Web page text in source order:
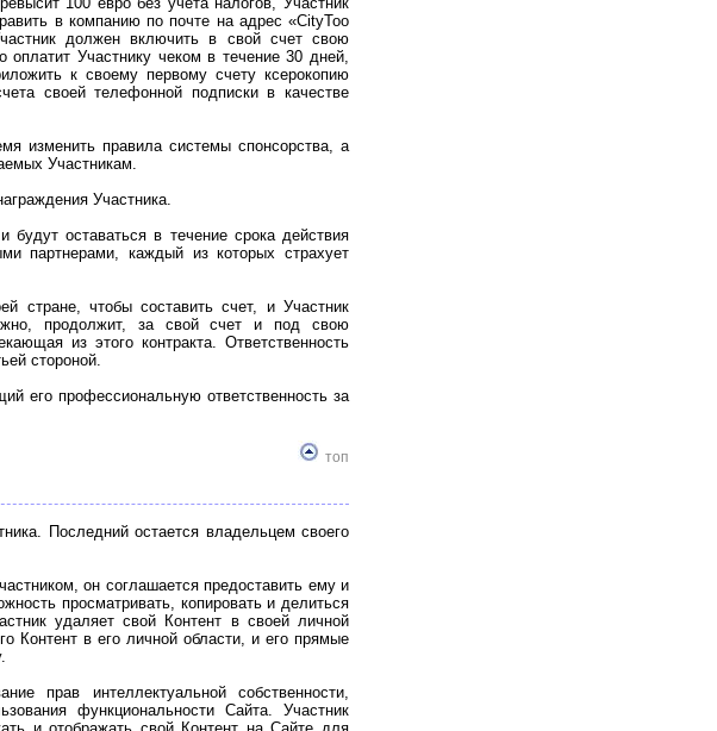
в компанию по почте на адрес «CityToo
должен включить в свой счет свою
Участнику чеком в течение 30 дней,
к своему первому счету ксерокопию
своей телефонной подписки в качестве
изменить правила системы спонсорства, а
Участникам.
Участника.
оставаться в течение срока действия
партнерами, каждый из которых страхует
стране, чтобы составить счет, и Участник
продолжит, за свой счет и под свою
из этого контракта. Ответственность
стороной.
его профессиональную ответственность за
топ
Последний остается владельцем своего
он соглашается предоставить ему и
просматривать, копировать и делиться
удаляет свой Контент в своей личной
Контент в его личной области, и его прямые
прав интеллектуальной собственности,
функциональности Сайта. Участник